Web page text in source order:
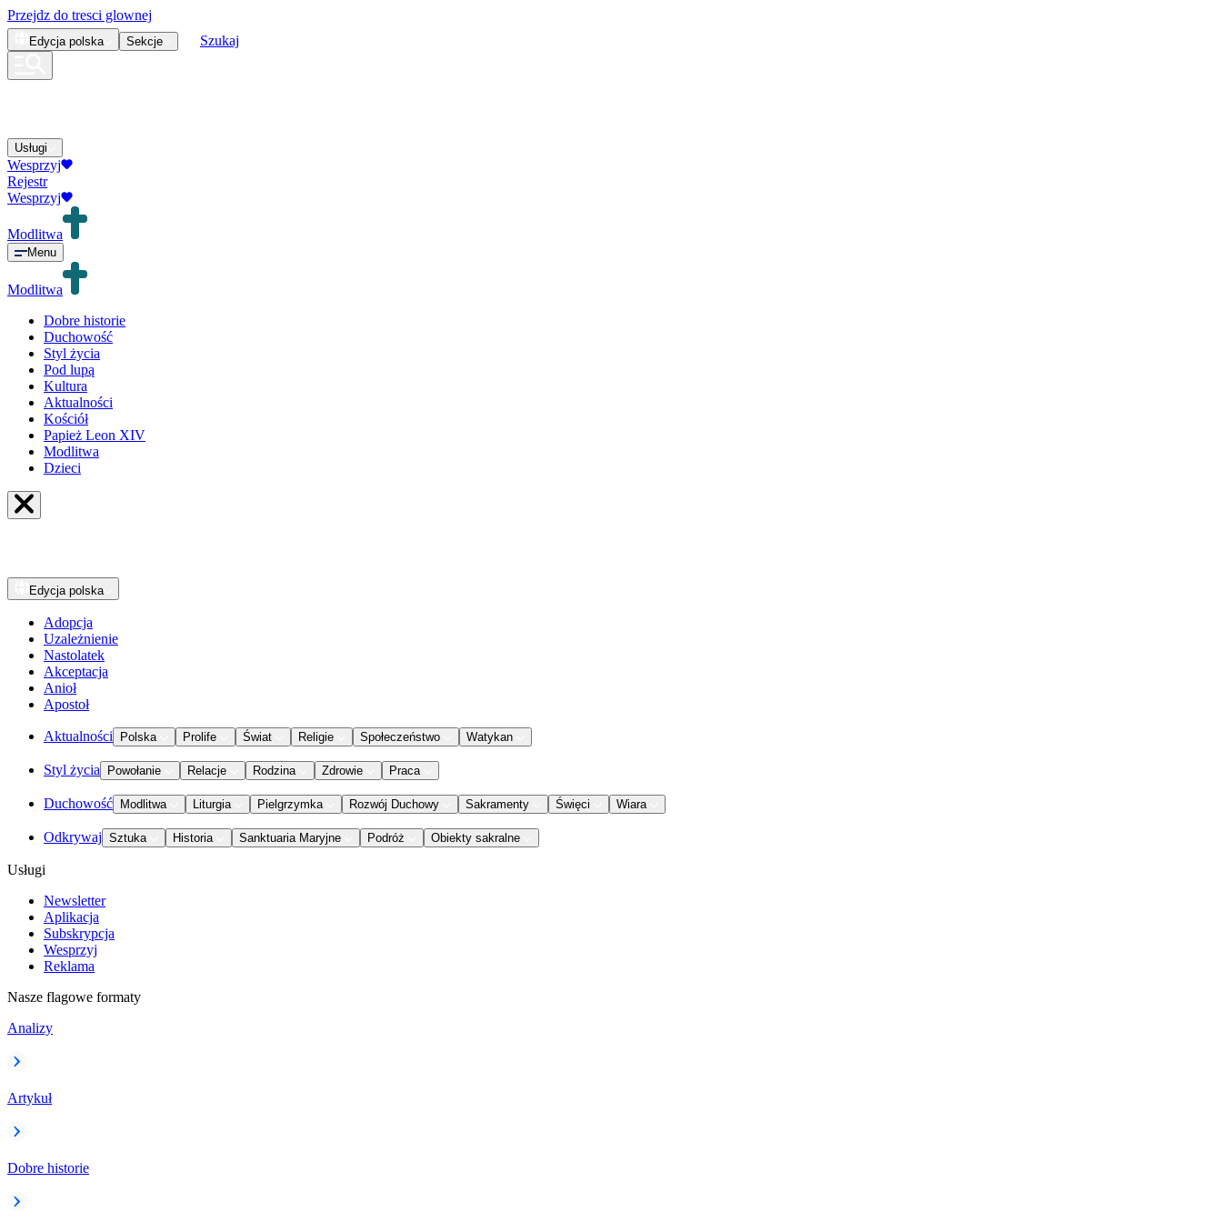
Przejdz do tresci glownej
Edycja polska Sekcje Szukaj
Usługi
Wesprzyj
Rejestr
Wesprzyj
Modlitwa
Menu
Modlitwa
Dobre historie
Duchowość
Styl życia
Pod lupą
Kultura
Aktualności
Kościół
Papież Leon XIV
Modlitwa
Dzieci
Edycja polska
Adopcja
Uzależnienie
Nastolatek
Akceptacja
Anioł
Apostoł
Aktualności Polska Prolife Świat Religie Społeczeństwo Watykan
Styl życia Powołanie Relacje Rodzina Zdrowie Praca
Duchowość Modlitwa Liturgia Pielgrzymka Rozwój Duchowy Sakramenty Święci Wiara
Odkrywaj Sztuka Historia Sanktuaria Maryjne Podróż Obiekty sakralne
Usługi
Newsletter
Aplikacja
Subskrypcja
Wesprzyj
Reklama
Nasze flagowe formaty
Analizy
Artykuł
Dobre historie